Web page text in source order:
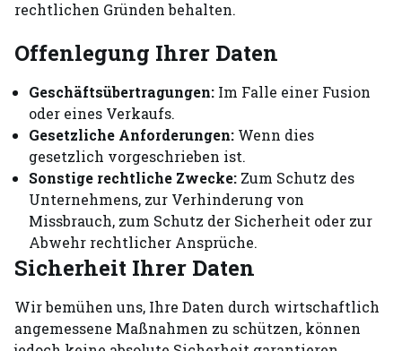
rechtlichen Gründen behalten.
Offenlegung Ihrer Daten
Geschäftsübertragungen: Im Falle einer Fusion
oder eines Verkaufs.
Gesetzliche Anforderungen: Wenn dies
gesetzlich vorgeschrieben ist.
Sonstige rechtliche Zwecke: Zum Schutz des
Unternehmens, zur Verhinderung von
Missbrauch, zum Schutz der Sicherheit oder zur
Abwehr rechtlicher Ansprüche.
Sicherheit Ihrer Daten
Wir bemühen uns, Ihre Daten durch wirtschaftlich
angemessene Maßnahmen zu schützen, können